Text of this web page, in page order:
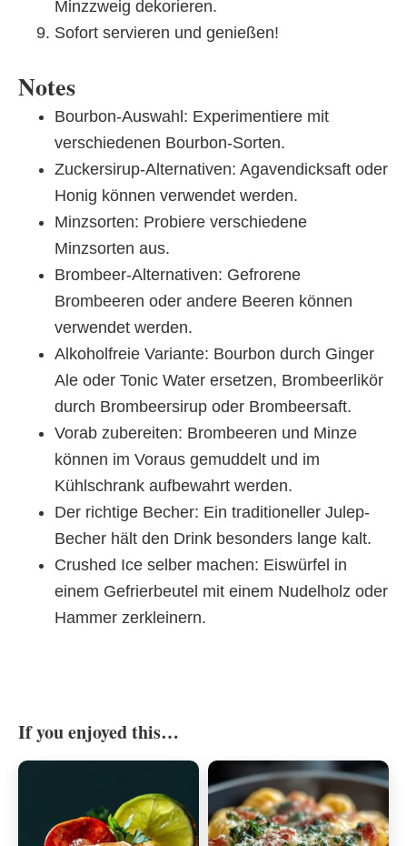
Minzzweig dekorieren.
Sofort servieren und genießen!
Notes
Bourbon-Auswahl: Experimentiere mit
verschiedenen Bourbon-Sorten.
Zuckersirup-Alternativen: Agavendicksaft oder
Honig können verwendet werden.
Minzsorten: Probiere verschiedene
Minzsorten aus.
Brombeer-Alternativen: Gefrorene
Brombeeren oder andere Beeren können
verwendet werden.
Alkoholfreie Variante: Bourbon durch Ginger
Ale oder Tonic Water ersetzen, Brombeerlikör
durch Brombeersirup oder Brombeersaft.
Vorab zubereiten: Brombeeren und Minze
können im Voraus gemuddelt und im
Kühlschrank aufbewahrt werden.
Der richtige Becher: Ein traditioneller Julep-
Becher hält den Drink besonders lange kalt.
Crushed Ice selber machen: Eiswürfel in
einem Gefrierbeutel mit einem Nudelholz oder
Hammer zerkleinern.
If you enjoyed this…